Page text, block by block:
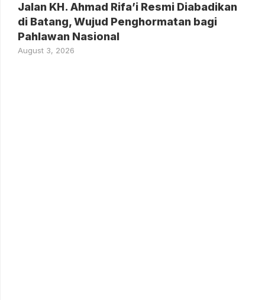
Jalan KH. Ahmad Rifa’i Resmi Diabadikan
di Batang, Wujud Penghormatan bagi
Pahlawan Nasional
August 3, 2026